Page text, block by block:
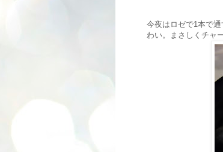
今夜はロゼで1本で
わい。まさしくチャ